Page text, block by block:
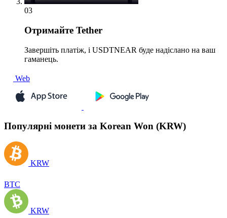
03
Отримайте Tether
Завершіть платіж, і USDTNEAR буде надіслано на ваш
гаманець.
Web
Популярні монети за Korean Won (KRW)
KRW
BTC
KRW